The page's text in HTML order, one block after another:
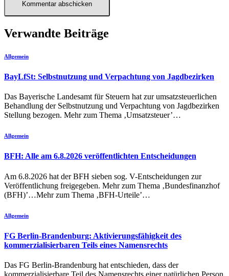
Verwandte Beiträge
Allgemein
BayLfSt: Selbstnutzung und Verpachtung von Jagdbezirken
Das Bayerische Landesamt für Steuern hat zur umsatzsteuerlichen
Behandlung der Selbstnutzung und Verpachtung von Jagdbezirken
Stellung bezogen. Mehr zum Thema ‚Umsatzsteuer’…
Allgemein
BFH: Alle am 6.8.2026 veröffentlichten Entscheidungen
Am 6.8.2026 hat der BFH sieben sog. V-Entscheidungen zur
Veröffentlichung freigegeben. Mehr zum Thema ‚Bundesfinanzhof
(BFH)’…Mehr zum Thema ‚BFH-Urteile’…
Allgemein
FG Berlin-Brandenburg: Aktivierungsfähigkeit des
kommerzialisierbaren Teils eines Namensrechts
Das FG Berlin-Brandenburg hat entschieden, dass der
kommerzialisierbare Teil des Namensrechts einer natürlichen Person